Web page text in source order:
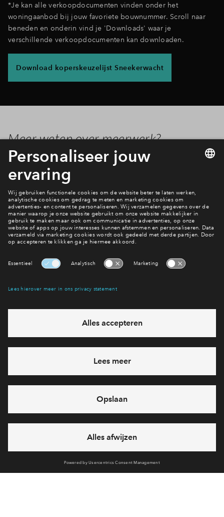
*Je kan alle verkoopdocumenten vinden onder het
woningaanbod bij jouw favoriete bouwnummer. Scroll naar
beneden en onderin vind je 'Downloads' waar je
verschillende verkoopdocumenten kan downloaden.
Download koperskeuzelijst Sneekerwacht
Meer weten over meerwerk?
De verkoop van deze prachtige appartementen zal na de
zomer van start gaan. Wil je algemene informatie over
Binnenkort in verkoop
Woningaanbod Sneekerwacht
eventuele projecten
Ja, ik wil mij aanmelden
Heb je een vraag en wil je direct antwoord? Bel ons op088
712 26 16
6 dagen per week beschikbaar (behalve tijdens
feestdagen)
vandaag van 09:00 - 18:00 uur